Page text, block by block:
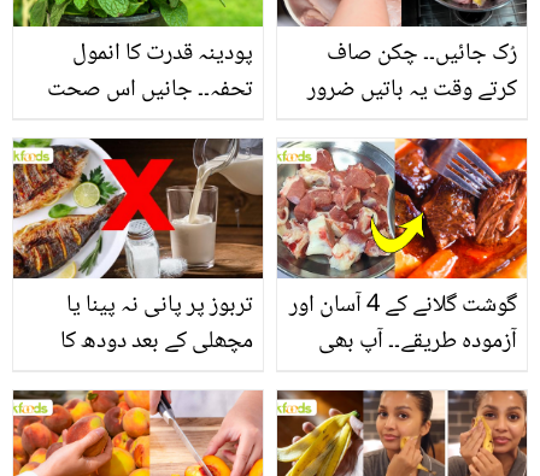
پودینہ قدرت کا انمول
تحفہ۔۔ جانیں اس صحت
انگیز طبی فوائد
رُک جائیں۔۔ چکن صاف
کرتے وقت یہ باتیں ضرور
تربوز پر پانی نہ پینا یا
مچھلی کے بعد دودھ کا
سے متعلق غلط فہمیوں کی
حقیقت کیا ہے اور افواہ
گوشت گلانے کے 4 آسان اور
آزمودہ طریقے۔۔ آپ بھی
بتائے راز